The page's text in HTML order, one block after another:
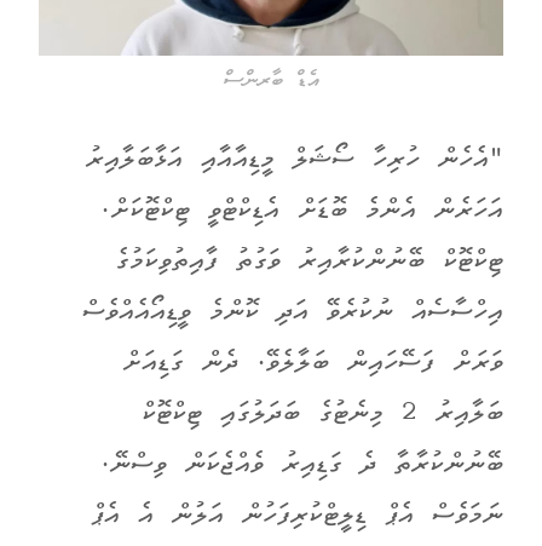
އެޑް ބާރންސް
"އެހެން ހުރިހާ ސޯޝަލް މީޑިއާއާއި އަޅާބަލާއިރު
އަހަރެން އެންމެ ބޮޑަށް އެޑިކްޓްވީ ޓިކްޓޮކަށް.
ޓިކްޓޮކް ބޭނުންކުރާއިރު ވަގުތު ފާއިތުވިކަމުގެ
އިހްސާސެއް ނުކުރެވޭ އަދި ކޮންމެ ވީޑިއޯއެއްވެސް
ވަރަށް ފަސޭހައިން ބަލާލެވޭ. ދެން ގަޑިއަށް
ބަލާއިރު 2 މިނެޓުގެ ބަދަލުގައި ޓިކްޓޮކް
ބޭނުންކުރާތާ ދެ ގަޑިއިރު ވެއްޖެކަން ވިސްނޭ.
ނަމަވެސް އެޕް ޑިލީޓްކުރިފަހުން އަލުން އެ އެޕް